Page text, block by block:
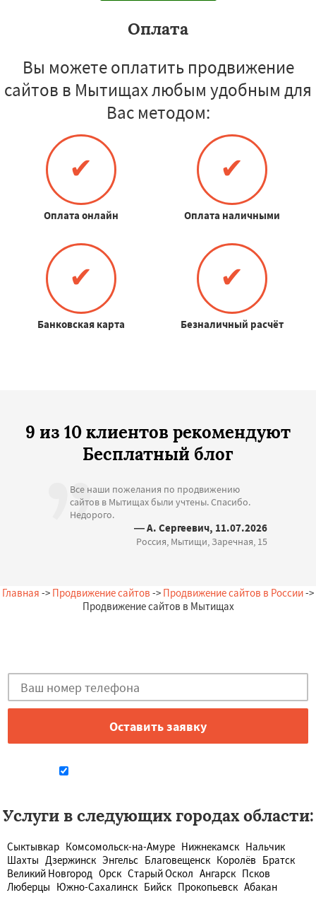
Оплата
Вы можете оплатить продвижение
сайтов в Мытищах любым удобным для
Вас методом:
✔
Оплата онлайн
✔
Оплата наличными
✔
Банковская карта
✔
Безналичный расчёт
9 из 10 клиентов рекомендуют
Бесплатный блог
Все наши пожелания по продвижению
сайтов в Мытищах были учтены. Спасибо.
Недорого.
— А. Сергеевич, 11.07.2026
Россия, Мытищи, Заречная, 15
Главная -> Продвижение сайтов -> Продвижение сайтов в России->
Продвижение сайтов в Мытищах
Услуги в следующих городах области:
Сыктывкар Комсомольск-на-Амуре Нижнекамск Нальчик
Шахты Дзержинск Энгельс Благовещенск Королёв Братск
Великий Новгород Орск Старый Оскол Ангарск Псков
Люберцы Южно-Сахалинск Бийск Прокопьевск Абакан